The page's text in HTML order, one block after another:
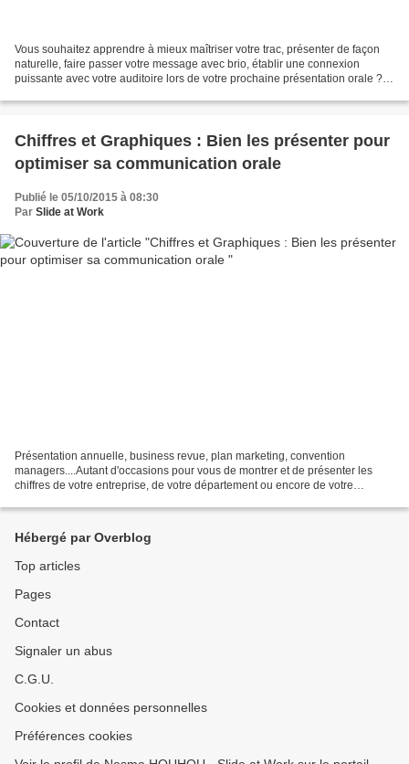
Vous souhaitez apprendre à mieux maîtriser votre trac, présenter de façon
naturelle, faire passer votre message avec brio, établir une connexion
puissante avec votre auditoire lors de votre prochaine présentation orale ?
Chiffres et Graphiques : Bien les présenter pour
optimiser sa communication orale
Publié le 05/10/2015 à 08:30
Par Slide at Work
Présentation annuelle, business revue, plan marketing, convention
managers....Autant d'occasions pour vous de montrer et de présenter les
chiffres de votre entreprise, de votre département ou encore de votre
Hébergé par Overblog
Top articles
Pages
Contact
Signaler un abus
C.G.U.
Cookies et données personnelles
Préférences cookies